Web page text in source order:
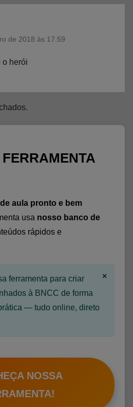
de 2018 às 17:59
o herói
aula pronto e bem
usa nosso banco de
rápidos e
ferramenta para criar
à BNCC de forma
— tudo online, direto
×
NOSSA